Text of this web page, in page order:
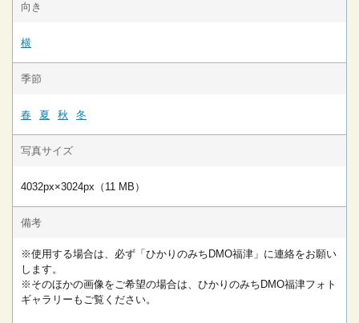
向き
横
季節
春 夏 秋 冬
写真サイズ
4032px×3024px（11 MB）
備考
※使用する場合は、必ず「ひかりのみちDMO福津」に連絡をお願い
します。
※そのほかの画像をご希望の場合は、ひかりのみちDMO福津フォト
ギャラリーもご覧ください。